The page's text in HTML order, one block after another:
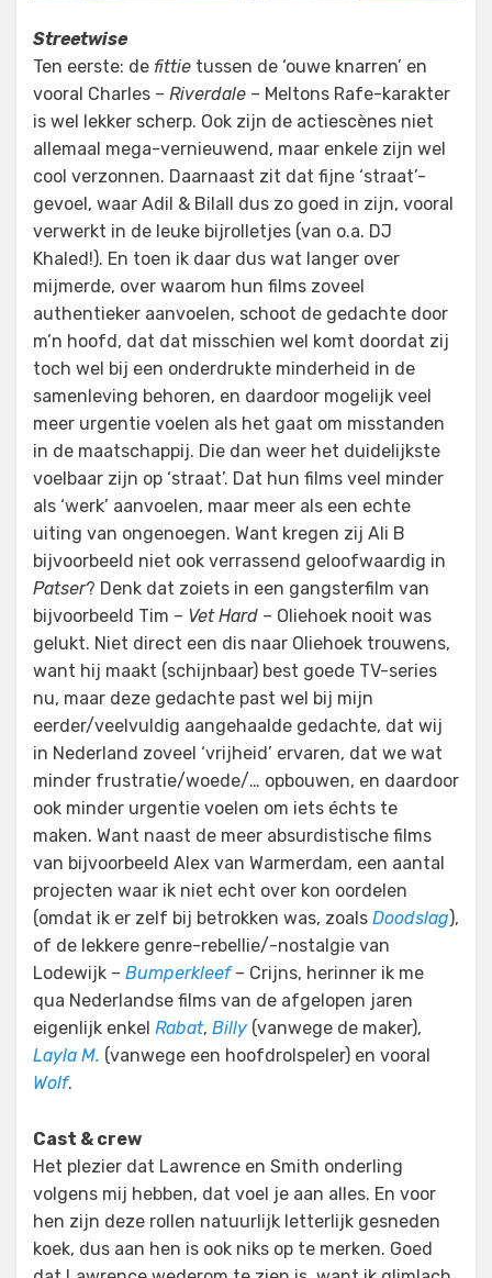
Streetwise
Ten eerste: de fittie tussen de ‘ouwe knarren’ en
vooral Charles – Riverdale – Meltons Rafe-karakter
is wel lekker scherp. Ook zijn de actiescènes niet
allemaal mega-vernieuwend, maar enkele zijn wel
cool verzonnen. Daarnaast zit dat fijne ‘straat’-
gevoel, waar Adil & Bilall dus zo goed in zijn, vooral
verwerkt in de leuke bijrolletjes (van o.a. DJ
Khaled!). En toen ik daar dus wat langer over
mijmerde, over waarom hun films zoveel
authentieker aanvoelen, schoot de gedachte door
m’n hoofd, dat dat misschien wel komt doordat zij
toch wel bij een onderdrukte minderheid in de
samenleving behoren, en daardoor mogelijk veel
meer urgentie voelen als het gaat om misstanden
in de maatschappij. Die dan weer het duidelijkste
voelbaar zijn op ‘straat’. Dat hun films veel minder
als ‘werk’ aanvoelen, maar meer als een echte
uiting van ongenoegen. Want kregen zij Ali B
bijvoorbeeld niet ook verrassend geloofwaardig in
Patser? Denk dat zoiets in een gangsterfilm van
bijvoorbeeld Tim – Vet Hard – Oliehoek nooit was
gelukt. Niet direct een dis naar Oliehoek trouwens,
want hij maakt (schijnbaar) best goede TV-series
nu, maar deze gedachte past wel bij mijn
eerder/veelvuldig aangehaalde gedachte, dat wij
in Nederland zoveel ‘vrijheid’ ervaren, dat we wat
minder frustratie/woede/… opbouwen, en daardoor
ook minder urgentie voelen om iets échts te
maken. Want naast de meer absurdistische films
van bijvoorbeeld Alex van Warmerdam, een aantal
projecten waar ik niet echt over kon oordelen
(omdat ik er zelf bij betrokken was, zoals Doodslag),
of de lekkere genre-rebellie/-nostalgie van
Lodewijk – Bumperkleef– Crijns, herinner ik me
qua Nederlandse films van de afgelopen jaren
eigenlijk enkel Rabat, Billy (vanwege de maker),
Layla M. (vanwege een hoofdrolspeler) en vooral
Wolf.
Cast & crew
Het plezier dat Lawrence en Smith onderling
volgens mij hebben, dat voel je aan alles. En voor
hen zijn deze rollen natuurlijk letterlijk gesneden
koek, dus aan hen is ook niks op te merken. Goed